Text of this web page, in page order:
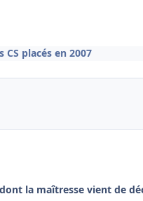
CS placés en 2007
la maîtresse vient de